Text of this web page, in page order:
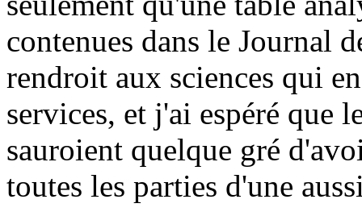
contenues dans le Journal
rendroit aux sciences qui
services, et j'ai espéré que
sauroient quelque gré
toutes les parties d'une